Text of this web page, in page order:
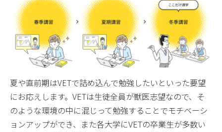
夏や直前期はVETで詰め込んで勉強したいといった要望
にお応えします。VETは生徒全員が獣医志望なので、そ
のような環境の中に混じって勉強することでモチベーシ
ョンアップができ、また各大学にVETの卒業生が多数い